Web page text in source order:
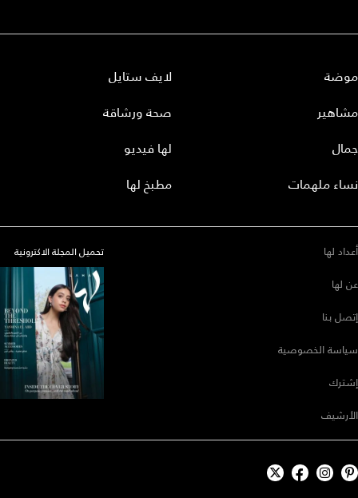
موضة
مشاهير
جمال
نساء ملهمات
لايف ستايل
صحة ورشاقة
لها فيديو
مطبخ لها
أعداد لها
عن لها
إتصل بنا
سياسة الخصوصية
إشترك
الأرشيف
تحميل المجلة الاكترونية